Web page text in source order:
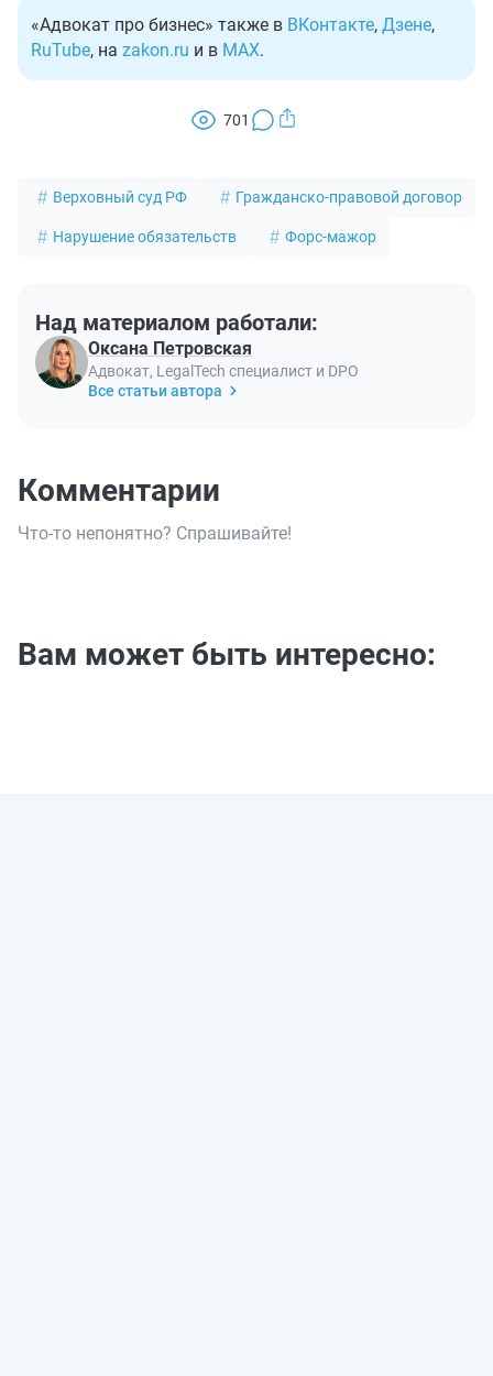
«Адвокат про бизнес» также в ВКонтакте, Дзене,
RuTube, на zakon.ru и в MAX.
701
Верховный суд РФ Гражданско-правовой договор
Нарушение обязательств Форс-мажор
Над материалом работали:
Оксана Петровская
Адвокат, LegalTech специалист и DPO
Все статьи автора
Комментарии
Что-то непонятно? Спрашивайте!
Вам может быть интересно: